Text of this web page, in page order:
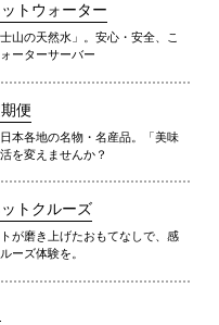
トウォーター
士山の天然水」。安心・安全、こ
ーターサーバー
便
本各地の名物・名産品。「美味
を変えませんか？
トクルーズ
が磨き上げたおもてなしで、感
ーズ体験を。